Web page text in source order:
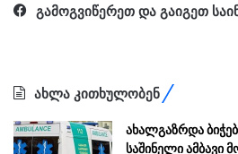
გამოგვიწერეთ და გაიგეთ
ახლა კითხულობენ
ახალგაზრდა
საშინელი ამბავი